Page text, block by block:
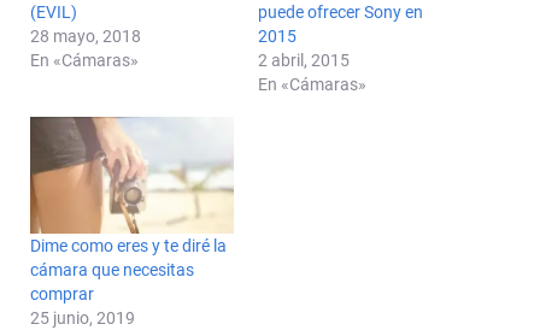
(EVIL)
28 mayo, 2018
En «Cámaras»
puede ofrecer Sony en
2015
2 abril, 2015
En «Cámaras»
Dime como eres y te diré la
cámara que necesitas
comprar
25 junio, 2019